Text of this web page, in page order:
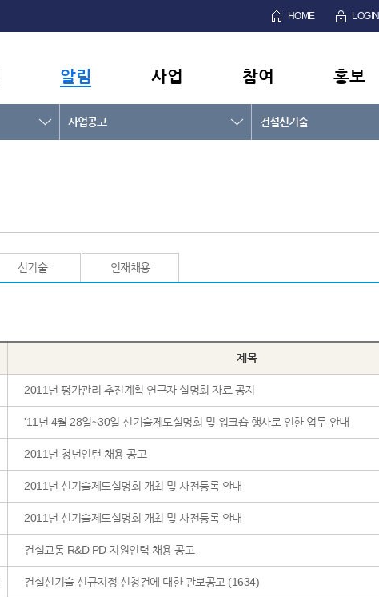
HOME LOGIN
알림 사업 참여 홍보
사업공고 건설신기술
신기술 인재채용
제목
2011년 평가관리 추진계획 연구자 설명회 자료 공지
'11년 4월 28일~30일 신기술제도설명회 및 워크숍 행사로 인한 업무 안내
2011년 청년인턴 채용 공고
2011년 신기술제도설명회 개최 및 사전등록 안내
2011년 신기술제도설명회 개최 및 사전등록 안내
건설교통 R&D PD 지원인력 채용 공고
건설신기술 신규지정 신청건에 대한 관보공고 (1634)